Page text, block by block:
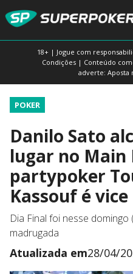
18+ | Jogue com
Condições | Conteúdo
adverte: Aposta
POKER
Danilo Sato
lugar no Main
partypoker
Kassouf é vice
Dia Final foi nesse
madrugada
Atualizada em28/04/